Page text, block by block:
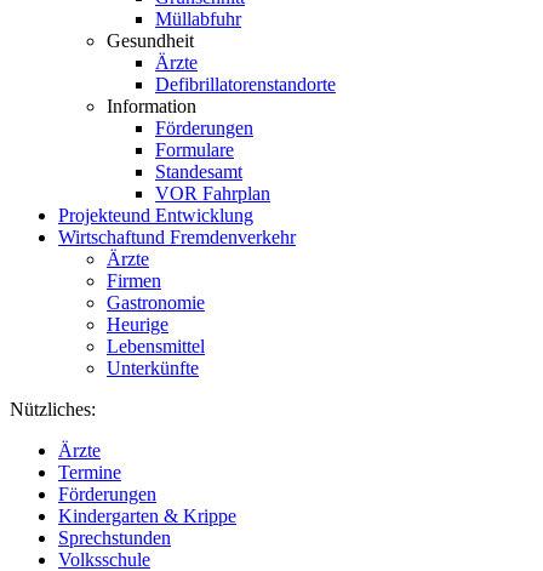
Müllabfuhr
Gesundheit
Ärzte
Defibrillatorenstandorte
Information
Förderungen
Formulare
Standesamt
VOR Fahrplan
Projekteund Entwicklung
Wirtschaftund Fremdenverkehr
Ärzte
Firmen
Gastronomie
Heurige
Lebensmittel
Unterkünfte
Nützliches:
Ärzte
Termine
Förderungen
Kindergarten & Krippe
Sprechstunden
Volksschule